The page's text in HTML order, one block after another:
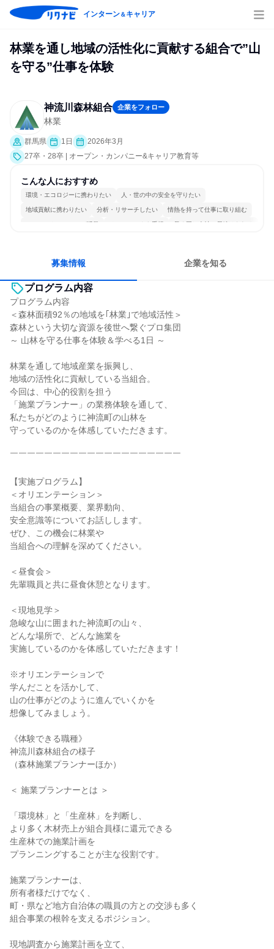
インターン＆キャリア
林業を通し地域の活性化に貢献する組合で”山
を守る”仕事を体験
神流川森林組合 企業をフォロー
林業
群馬県 1日
2026年3月
27卒・28卒 | オープン・カンパニー&キャリア教育等
こんな人におすすめ
環境・エコロジーに携わりたい 人・世の中の安全を守りたい
地域貢献に携わりたい 分析・リサーチしたい 情熱を持って仕事に取り組む
コミュニケーションが活発 チームワークを重視 長く同じ会社に居続けられる
募集情報 企業を知る
プログラム内容
プログラム内容
＜森林面積92％の地域を｢林業｣で地域活性＞
森林という大切な資源を後世へ繋ぐプロ集団
～ 山林を守る仕事を体験＆学べる1日 ～
林業を通して地域産業を振興し、
地域の活性化に貢献している当組合。
今回は、中心的役割を担う
「施業プランナー」の業務体験を通して、
私たちがどのように神流町の山林を
守っているのかを体感していただきます。
￣￣￣￣￣￣￣￣￣￣￣￣￣￣￣￣￣￣￣￣
【実施プログラム】
＜オリエンテーション＞
当組合の事業概要、業界動向、
安全意識等についてお話しします。
ぜひ、この機会に林業や
当組合への理解を深めてください。
＜昼食会＞
先輩職員と共に昼食休憩となります。
＜現地見学＞
急峻な山に囲まれた神流町の山々、
どんな場所で、どんな施業を
実施しているのかを体感していただきます！
※オリエンテーションで
学んだことを活かして、
山の仕事がどのように進んでいくかを
想像してみましょう。
《体験できる職種》
神流川森林組合の様子
（森林施業プランナーほか）
＜ 施業プランナーとは ＞
「環境林」と「生産林」を判断し、
より多く木材売上が組合員様に還元できる
生産林での施業計画を
プランニングすることが主な役割です。
施業プランナーは、
所有者様だけでなく、
町・県など地方自治体の職員の方との交渉も多く
組合事業の根幹を支えるポジション。
現地調査から施業計画を立て、